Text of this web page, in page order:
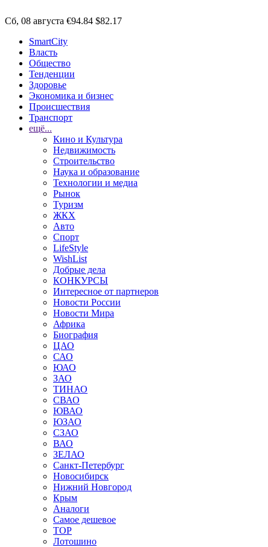
Сб, 08 августа €94.84 $82.17
SmartCity
Власть
Общество
Тенденции
Здоровье
Экономика и бизнес
Происшествия
Транспорт
ещё...
Кино и Культура
Недвижимость
Строительство
Наука и образование
Технологии и медиа
Рынок
Туризм
ЖКХ
Авто
Спорт
LifeStyle
WishList
Добрые дела
КОНКУРСЫ
Интересное от партнеров
Новости России
Новости Мира
Африка
Биография
ЦАО
САО
ЮАО
ЗАО
ТИНАО
СВАО
ЮВАО
ЮЗАО
СЗАО
ВАО
ЗЕЛАО
Санкт-Петербург
Новосибирск
Нижний Новгород
Крым
Аналоги
Самое дешевое
TOP
Лотошино